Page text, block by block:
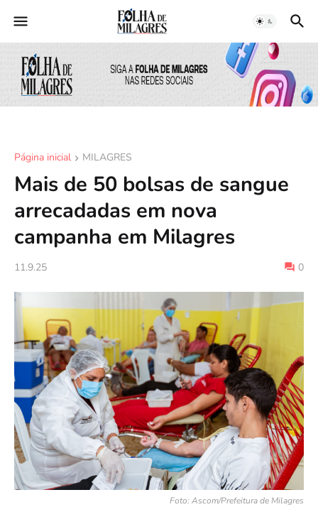
Página inicial MILAGRES
Mais de 50 bolsas de sangue
arrecadadas em nova
campanha em Milagres
11.9.25 0
Foto: Ascom/Prefeitura de Milagres